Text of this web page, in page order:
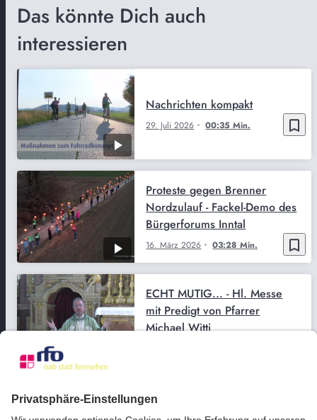
Das könnte Dich auch
interessieren
bookmark_border
29. Juli 2026 00:35 Min.
Nachrichten kompakt
bookmark_border
16. März 2026 03:28 Min.
Proteste gegen Brenner
Nordzulauf - Fackel-Demo des
Bürgerforums Inntal
ECHT MUTIG... - Hl. Messe
mit Predigt von Pfarrer
Michael Witti
KIRCHE IN BAYERN - DAS
ÖKUMENISCHE